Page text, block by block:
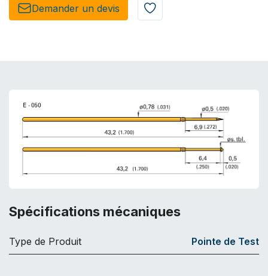
Demander un de​​vis​​
Spécifications mécaniques
Type de Produit Pointe de Test